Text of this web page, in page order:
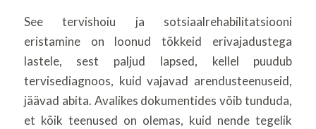
See tervishoiu ja sotsiaalrehabilitatsiooni
eristamine on loonud tõkkeid erivajadustega
lastele, sest paljud lapsed, kellel puudub
tervisediagnoos, kuid vajavad arendusteenuseid,
jäävad abita. Avalikes dokumentides võib tunduda,
et kõik teenused on olemas, kuid nende tegelik